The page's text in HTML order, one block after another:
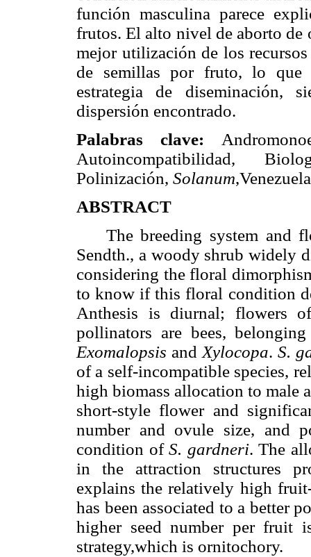
función masculina parece
frutos. El alto nivel de aborto de
mejor utilización de los
de semillas por fruto, lo que
estrategia de diseminación,
dispersión encontrado.
Palabras clave:
Autoincompatibilidad,
Polinización, Solanum,Venezuela
ABSTRACT
The breeding system and
Sendth., a woody shrub widely
considering the floral
to know if this floral condition
Anthesis is diurnal; flowers
pollinators are bees,
Exomalopsis and Xylocopa. S.
of a self-incompatible species,
high biomass allocation to male
short-style flower and
number and ovule size, and
condition ofS. gardneri. The
in the attraction structures
explains the relatively high
has been associated to a better
higher seed number per fruit
strategy,which is ornitochory.